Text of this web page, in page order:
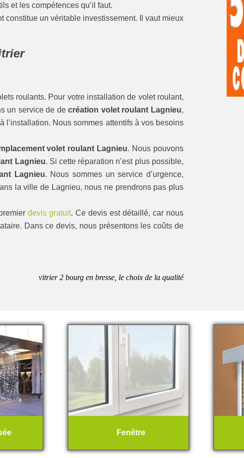
et les compétences qu’il faut.
constitue un véritable investissement. Il vaut mieux
roulants. Pour votre installation de volet roulant,
un service de decréation volet roulant Lagnieu,
l’installation. Nous sommes attentifs à vos besoins
volet roulant Lagnieu. Nous pouvons
Lagnieu. Si cette réparation n’est plus possible,
Lagnieu. Nous sommes un service d’urgence,
la ville de Lagnieu, nous ne prendrons pas plus
devis gratuit. Ce devis est détaillé, car nous
Dans ce devis, nous présentons les coûts de
vitrier 2 bourg en bresse, le choix de la qualité
Fenêtre